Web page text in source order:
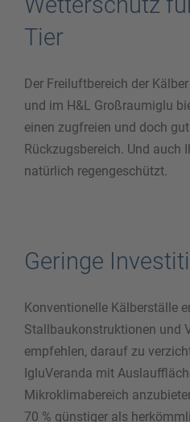
Tier
Der Freiluftbereich der
und im H&L Großraumiglu
einen zugfreien und doch
Rückzugsbereich. Und auch
natürlich regengeschützt.
Geringe
Konventionelle Kälberställe
Stallbaukonstruktionen und
empfehlen, darauf zu
IgluVeranda mit
Mikroklimabereich
70 % günstiger als